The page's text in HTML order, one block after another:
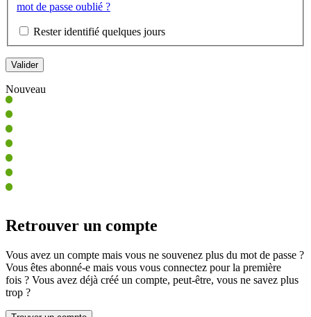
mot de passe oublié ?
Rester identifié quelques jours
Nouveau
Retrouver un compte
Vous avez un compte mais vous ne souvenez plus du mot de passe ?
Vous êtes abonné-e mais vous vous connectez pour la première
fois ? Vous avez déjà créé un compte, peut-être, vous ne savez plus
trop ?